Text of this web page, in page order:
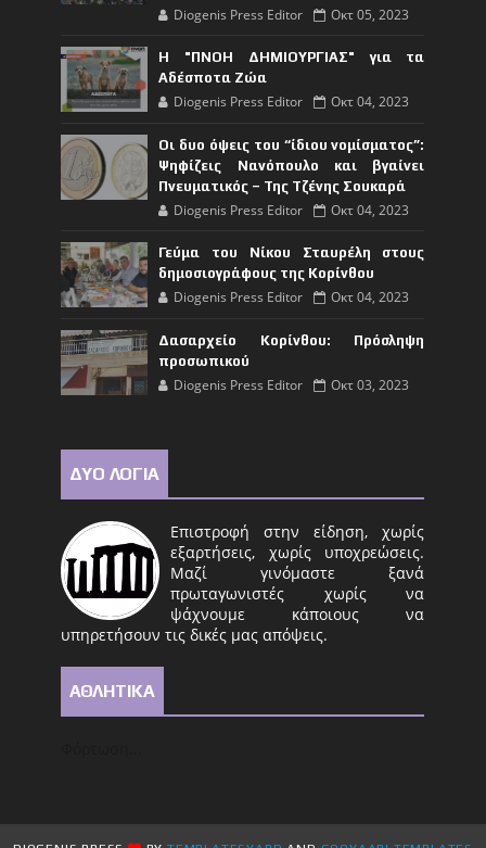
Diogenis Press Editor Οκτ 05, 2023
Η "ΠΝΟΗ ΔΗΜΙΟΥΡΓΙΑΣ" για τα
Αδέσποτα Ζώα
Diogenis Press Editor Οκτ 04, 2023
Οι δυο όψεις του “ίδιου νομίσματος”:
Ψηφίζεις Νανόπουλο και βγαίνει
Πνευματικός – Της Τζένης Σουκαρά
Diogenis Press Editor Οκτ 04, 2023
Γεύμα του Νίκου Σταυρέλη στους
δημοσιογράφους της Κορίνθου
Diogenis Press Editor Οκτ 04, 2023
Δασαρχείο Κορίνθου: Πρόσληψη
προσωπικού
Diogenis Press Editor Οκτ 03, 2023
ΔΥΟ ΛΟΓΙΑ
Επιστροφή στην είδηση, χωρίς
εξαρτήσεις, χωρίς υποχρεώσεις.
Μαζί γινόμαστε ξανά
πρωταγωνιστές χωρίς να
ψάχνουμε κάποιους να
υπηρετήσουν τις δικές μας απόψεις.
ΑΘΛΗΤΙΚΑ